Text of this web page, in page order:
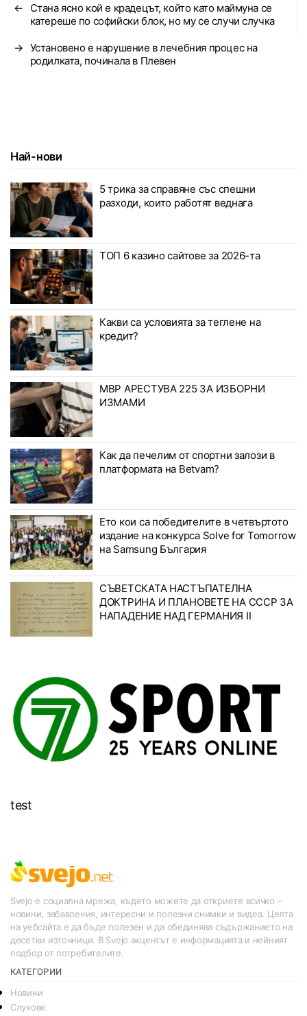
←
Стана ясно кой е крадецът, който като маймуна се
катереше по софийски блок, но му се случи случка
→ Установено е нарушение в лечебния процес на
родилката, починала в Плевен
Най-нови
5 трика за справяне със спешни
разходи, които работят веднага
ТОП 6 казино сайтове за 2026-та
Какви са условията за теглене на
кредит?
МВР АРЕСТУВА 225 ЗА ИЗБОРНИ
ИЗМАМИ
Как да печелим от спортни залози в
платформата на Betvam?
Ето кои са победителите в четвъртото
издание на конкурса Solve for Tomorrow
на Samsung България
СЪВЕТСКАТА НАСТЪПАТЕЛНА
ДОКТРИНА И ПЛАНОВЕТЕ НА СССР ЗА
НАПАДЕНИЕ НАД ГЕРМАНИЯ II
test
Svejo е социална мрежа, където можете да откриете всичко –
новини, забавления, интересни и полезни снимки и видеа. Целта
на уебсайта е да бъде полезен и да обединява съдържанието на
десетки източници. В Svejo акцентът е информацията и нейният
подбор от потребителите.
КАТЕГОРИИ
Новини
Слухове